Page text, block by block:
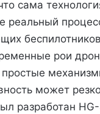
сама
реальный
рои
простые
может
разработан HG-